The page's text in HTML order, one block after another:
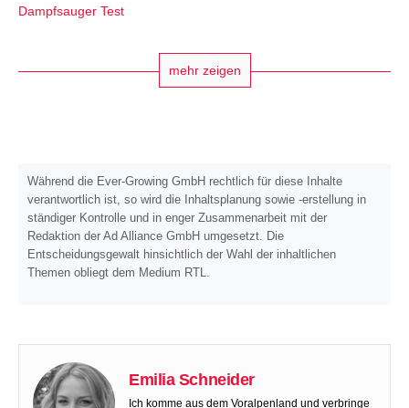
Dampfsauger Test
mehr zeigen
Während die Ever-Growing GmbH rechtlich für diese Inhalte
verantwortlich ist, so wird die Inhaltsplanung sowie -erstellung in
ständiger Kontrolle und in enger Zusammenarbeit mit der
Redaktion der Ad Alliance GmbH umgesetzt. Die
Entscheidungsgewalt hinsichtlich der Wahl der inhaltlichen
Themen obliegt dem Medium RTL.
Emilia Schneider
Ich komme aus dem Voralpenland und verbringe